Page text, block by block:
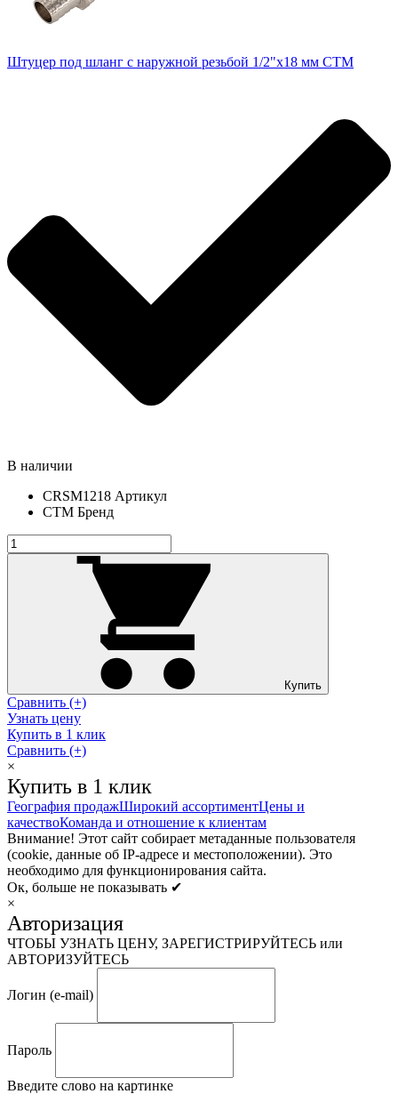
Штуцер под шланг с наружной резьбой 1/2"х18 мм CTM
В наличии
CRSM1218 Артикул
СТМ Бренд
Купить
Сравнить (+)
Узнать цену
Купить в 1 клик
Сравнить (+)
×
Купить в 1 клик
География продажШирокий ассортиментЦены и
качествоКоманда и отношение к клиентам
Внимание! Этот сайт собирает метаданные пользователя
(cookie, данные об IP-адресе и местоположении). Это
необходимо для функционирования сайта.
Ок, больше не показывать ✔
×
Авторизация
ЧТОБЫ УЗНАТЬ ЦЕНУ, ЗАРЕГИСТРИРУЙТЕСЬ или
АВТОРИЗУЙТЕСЬ
Логин (e-mail)
Пароль
Введите слово на картинке